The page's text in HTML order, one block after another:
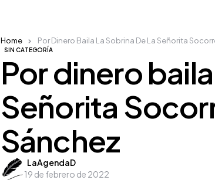
SIN CATEGORÍA
Por dinero
Señorita
Sánchez
Posted
by
LaAgendaD
19 de febrero de 2022
Home Por Dinero Baila La Sobrina De La Señorita